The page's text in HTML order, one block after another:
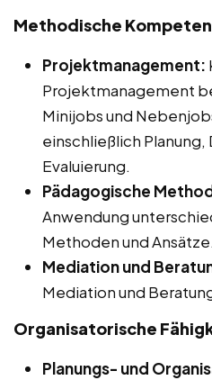
Methodische
Projektmanagement:
Projektmanagement
Minijobs und
einschließlich Planung,
Evaluierung.
Pädagogische
Anwendung
Methoden und Ansätze.
Mediation und
Mediation und
Organisatorische
Planungs- und